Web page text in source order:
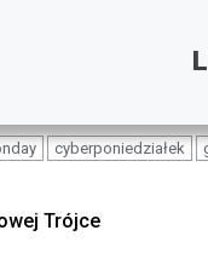
cyberponiedziałek
Trójce